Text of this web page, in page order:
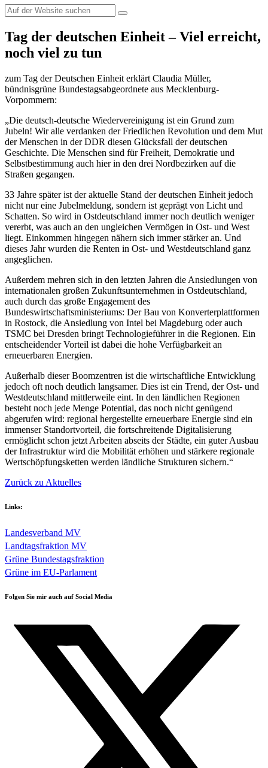
Tag der deutschen Einheit – Viel erreicht,
noch viel zu tun
zum Tag der Deutschen Einheit erklärt Claudia Müller,
bündnisgrüne Bundestagsabgeordnete aus Mecklenburg-
Vorpommern:
„Die deutsch-deutsche Wiedervereinigung ist ein Grund zum
Jubeln! Wir alle verdanken der Friedlichen Revolution und dem Mut
der Menschen in der DDR diesen Glücksfall der deutschen
Geschichte. Die Menschen sind für Freiheit, Demokratie und
Selbstbestimmung auch hier in den drei Nordbezirken auf die
Straßen gegangen.
33 Jahre später ist der aktuelle Stand der deutschen Einheit jedoch
nicht nur eine Jubelmeldung, sondern ist geprägt von Licht und
Schatten. So wird in Ostdeutschland immer noch deutlich weniger
vererbt, was auch an den ungleichen Vermögen in Ost- und West
liegt. Einkommen hingegen nähern sich immer stärker an. Und
dieses Jahr wurden die Renten in Ost- und Westdeutschland ganz
angeglichen.
Außerdem mehren sich in den letzten Jahren die Ansiedlungen von
internationalen großen Zukunftsunternehmen in Ostdeutschland,
auch durch das große Engagement des
Bundeswirtschaftsministeriums: Der Bau von Konverterplattformen
in Rostock, die Ansiedlung von Intel bei Magdeburg oder auch
TSMC bei Dresden bringt Technologieführer in die Regionen. Ein
entscheidender Vorteil ist dabei die hohe Verfügbarkeit an
erneuerbaren Energien.
Außerhalb dieser Boomzentren ist die wirtschaftliche Entwicklung
jedoch oft noch deutlich langsamer. Dies ist ein Trend, der Ost- und
Westdeutschland mittlerweile eint. In den ländlichen Regionen
besteht noch jede Menge Potential, das noch nicht genügend
abgerufen wird: regional hergestellte erneuerbare Energie sind ein
immenser Standortvorteil, die fortschreitende Digitalisierung
ermöglicht schon jetzt Arbeiten abseits der Städte, ein guter Ausbau
der Infrastruktur wird die Mobilität erhöhen und stärkere regionale
Wertschöpfungsketten werden ländliche Strukturen sichern.“
Zurück zu Aktuelles
Links:
Landesverband MV
Landtagsfraktion MV
Grüne Bundestagsfraktion
Grüne im EU-Parlament
Folgen Sie mir auch auf Social Media